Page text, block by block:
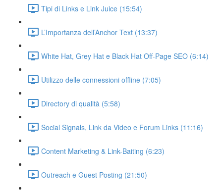
Tipi di Links e Link Juice (15:54)
L’Importanza dell’Anchor Text (13:37)
White Hat, Grey Hat e Black Hat Off-Page SEO (6:14)
Utilizzo delle connessioni offline (7:05)
Directory di qualità (5:58)
Social Signals, Link da Video e Forum Links (11:16)
Content Marketing & Link-Baiting (6:23)
Outreach e Guest Posting (21:50)